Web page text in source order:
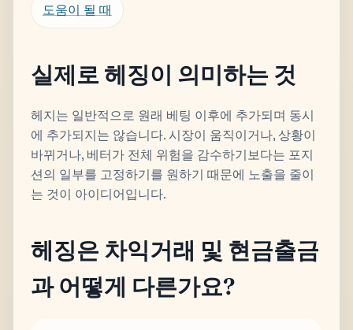
도움이 될 때
실제로 헤징이 의미하는 것
헤지는 일반적으로 원래 베팅 이후에 추가되며 동시
에 추가되지는 않습니다. 시장이 움직이거나, 상황이
바뀌거나, 베터가 전체 위험을 감수하기보다는 포지
션의 일부를 고정하기를 원하기 때문에 노출을 줄이
는 것이 아이디어입니다.
헤징은 차익거래 및 현금출금
과 어떻게 다른가요?